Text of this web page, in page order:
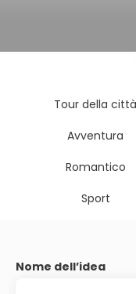
Tour della città
Avventura
Romantico
Sport
Nome dell’idea